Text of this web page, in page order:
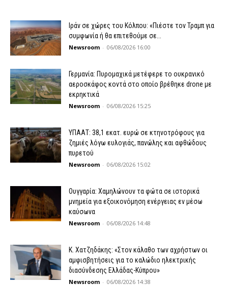
Ιράν σε χώρες του Κόλπου: «Πιέστε τον Τραμπ για
συμφωνία ή θα επιτεθούμε σε...
Newsroom - 06/08/2026 16:00
Γερμανία: Πυρομαχικά μετέφερε το ουκρανικό
αεροσκάφος κοντά στο οποίο βρέθηκε drone με
εκρηκτικά
Newsroom - 06/08/2026 15:25
ΥΠΑΑΤ: 38,1 εκατ. ευρώ σε κτηνοτρόφους για
ζημιές λόγω ευλογιάς, πανώλης και αφθώδους
πυρετού
Newsroom - 06/08/2026 15:02
Ουγγαρία: Χαμηλώνουν τα φώτα σε ιστορικά
μνημεία για εξοικονόμηση ενέργειας εν μέσω
καύσωνα
Newsroom - 06/08/2026 14:48
Κ. Χατζηδάκης: «Στον κάλαθο των αχρήστων οι
αμφισβητήσεις για το καλώδιο ηλεκτρικής
διασύνδεσης Ελλάδας-Κύπρου»
Newsroom - 06/08/2026 14:38